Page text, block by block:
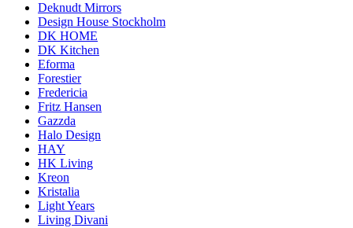
Deknudt Mirrors
Design House Stockholm
DK HOME
DK Kitchen
Eforma
Forestier
Fredericia
Fritz Hansen
Gazzda
Halo Design
HAY
HK Living
Kreon
Kristalia
Light Years
Living Divani